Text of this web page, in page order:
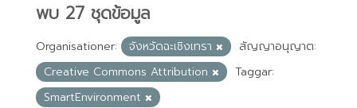
พบ 27 ชุดข้อมูล
Organisationer: จังหวัดฉะเชิงเทรา
สัญญาอนุญาต:
Creative Commons Attribution
Taggar:
SmartEnvironment